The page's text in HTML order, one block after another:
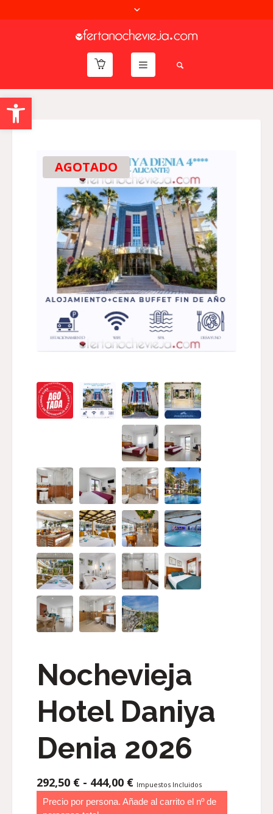
Abrir barra de herramientas
AGOTADO
Nochevieja
Hotel Daniya
Denia 2026
292,50 € - 444,00 €RANGO
DE
PRECIOS:
Impuestos Incluidos
Precio por persona. Añade al carrito el nº de